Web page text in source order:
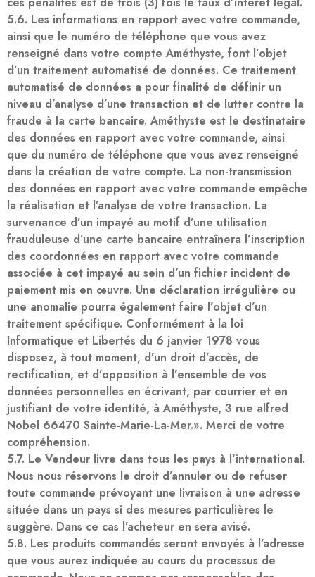
5.6. Les informations en rapport avec votre commande,
ainsi que le numéro de téléphone que vous avez
renseigné dans votre compte Améthyste, font l’objet
d’un traitement automatisé de données. Ce traitement
automatisé de données a pour finalité de définir un
niveau d’analyse d’une transaction et de lutter contre la
fraude à la carte bancaire. Améthyste est le destinataire
des données en rapport avec votre commande, ainsi
que du numéro de téléphone que vous avez renseigné
dans la création de votre compte. La non-transmission
des données en rapport avec votre commande empêche
la réalisation et l’analyse de votre transaction. La
survenance d’un impayé au motif d’une utilisation
frauduleuse d’une carte bancaire entraînera l’inscription
des coordonnées en rapport avec votre commande
associée à cet impayé au sein d’un fichier incident de
paiement mis en œuvre. Une déclaration irrégulière ou
une anomalie pourra également faire l’objet d’un
traitement spécifique. Conformément à la loi
Informatique et Libertés du 6 janvier 1978 vous
disposez, à tout moment, d’un droit d’accès, de
rectification, et d’opposition à l’ensemble de vos
données personnelles en écrivant, par courrier et en
justifiant de votre identité, à Améthyste, 3 rue alfred
Nobel 66470 Sainte-Marie-La-Mer.». Merci de votre
compréhension.
5.7. Le Vendeur livre dans tous les pays à l’international.
Nous nous réservons le droit d’annuler ou de refuser
toute commande prévoyant une livraison à une adresse
située dans un pays si des mesures particulières le
suggère. Dans ce cas l’acheteur en sera avisé.
5.8. Les produits commandés seront envoyés à l’adresse
que vous aurez indiquée au cours du processus de